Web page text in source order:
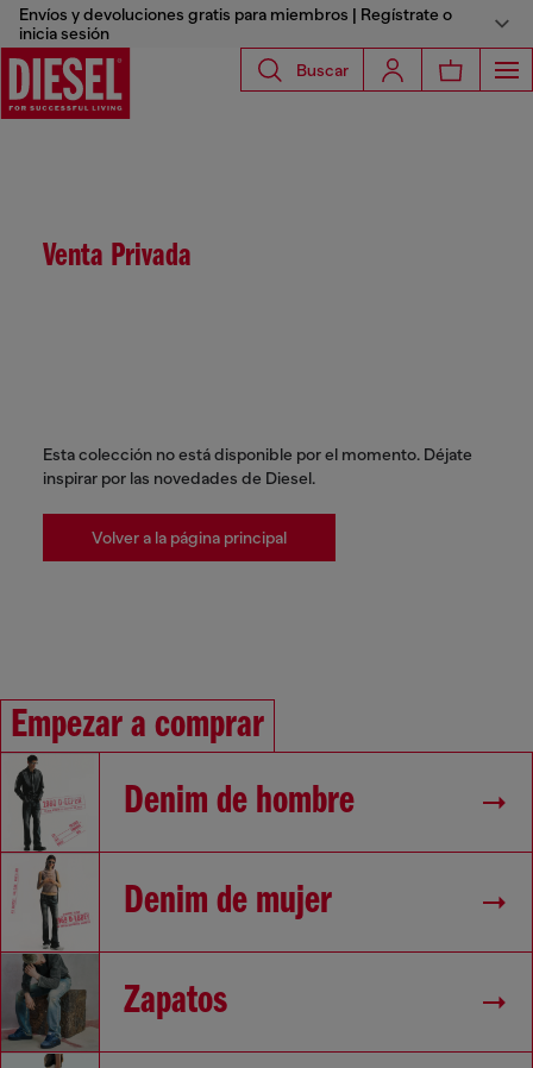
Envíos y devoluciones gratis para miembros | Regístrate o
inicia sesión
Buscar
Venta Privada
Esta colección no está disponible por el momento. Déjate
inspirar por las novedades de Diesel.
Volver a la página principal
Empezar a comprar
Denim de hombre
Denim de mujer
Zapatos